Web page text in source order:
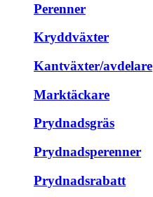
Perenner
Kryddväxter
Kantväxter/avdelare
Marktäckare
Prydnadsgräs
Prydnadsperenner
Prydnadsrabatt